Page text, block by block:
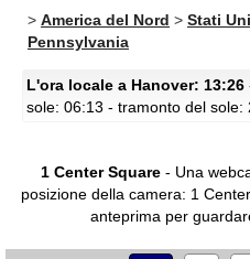
> America del Nord > Stati
Pennsylvania
L'ora locale a Hanover: 13:26
sole: 06:13 - tramonto del sole:
1 Center Square- Una
posizione della camera: 1
anteprima per